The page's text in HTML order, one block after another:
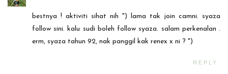
bestnya ! aktiviti sihat nih ") lama tak join camni. syaza
follow sini. kalu sudi boleh follow syaza. salam perkenalan .
erm, syaza tahun 92, nak panggil kak renex x ni ? ")
REPLY